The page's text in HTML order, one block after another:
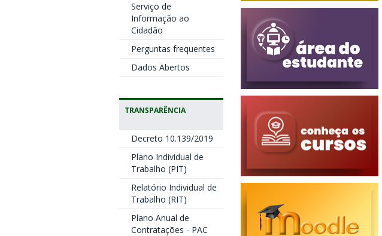
Serviço de
Informação ao
Cidadão
Perguntas frequentes
Dados Abertos
TRANSPARÊNCIA
Decreto 10.139/2019
Plano Individual de
Trabalho (PIT)
Relatório Individual de
Trabalho (RIT)
Plano Anual de
Contratações - PAC